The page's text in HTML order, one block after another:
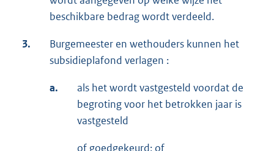
beschikbare bedrag wordt verdeeld.
3.
Burgemeester en wethouders kunnen het
subsidieplafond verlagen :
a.
als het wordt vastgesteld voordat de
begroting voor het betrokken jaar is
vastgesteld
of goedgekeurd; of